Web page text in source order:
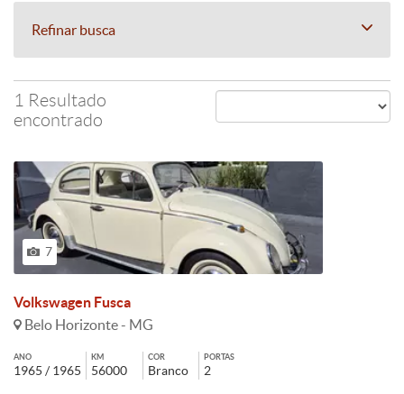
Refinar busca
1 Resultado
encontrado
7
Volkswagen Fusca
Belo Horizonte - MG
ANO
1965 / 1965
KM
56000
COR
Branco
PORTAS
2